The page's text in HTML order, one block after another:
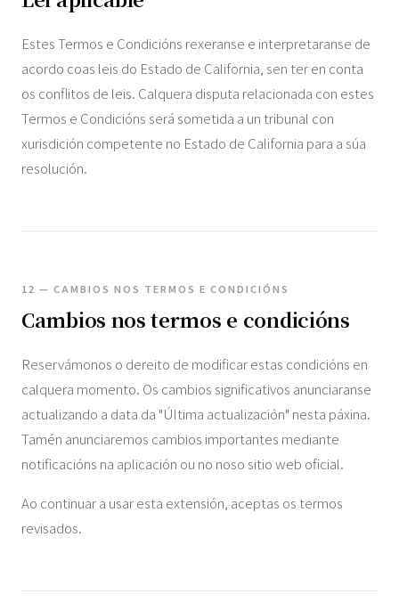
Estes Termos e Condicións rexeranse e interpretaranse de
acordo coas leis do Estado de California, sen ter en conta
os conflitos de leis. Calquera disputa relacionada con estes
Termos e Condicións será sometida a un tribunal con
xurisdición competente no Estado de California para a súa
resolución.
12 — CAMBIOS NOS TERMOS E CONDICIÓNS
Cambios nos termos e condicións
Reservámonos o dereito de modificar estas condicións en
calquera momento. Os cambios significativos anunciaranse
actualizando a data da "Última actualización" nesta páxina.
Tamén anunciaremos cambios importantes mediante
notificacións na aplicación ou no noso sitio web oficial.
Ao continuar a usar esta extensión, aceptas os termos
revisados.